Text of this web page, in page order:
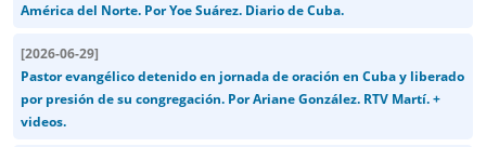
América del Norte. Por Yoe Suárez. Diario de Cuba.
[2026-06-29]
Pastor evangélico detenido en jornada de oración en Cuba y liberado
por presión de su congregación. Por Ariane González. RTV Martí. +
videos.